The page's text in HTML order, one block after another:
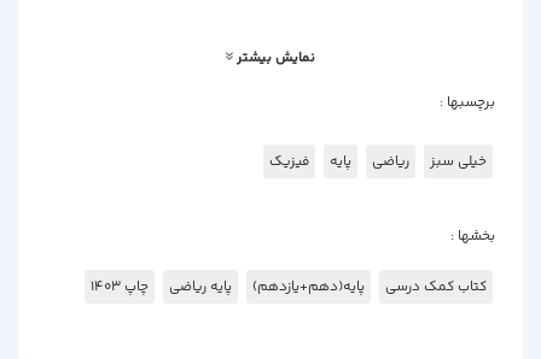
خارج نشوند. اما به دلیل بررسی تمامی تیپ های موجود، در برخی قسمت ها از
به طور مثال در کتاب درسی سال دهم (فصل ویژگی های فیزیکی مواد) اصلا
هایی در رابطه با این مبحث بیان گردیده است. همچنین در کتاب درسی ذکر
مطرح گردد اما اینگونه سوالات در کتاب فیزیک پایه دهم و یازدهم رشته
نقطه ضعف های این کتاب دانست . بهتر است دانش آموزان در اینگونه موارد
نمایش بیشتر
برچسبها :
خیلی سبز ریاضی پایه فیزیک
بخشها :
کتاب کمک درسی پایه(دهم+یازدهم) پایه ریاضی چاپ 1403